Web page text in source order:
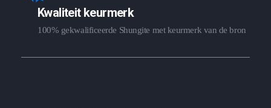
Kwaliteit keurmerk
100% gekwalificeerde Shungite met keurmerk van de bron